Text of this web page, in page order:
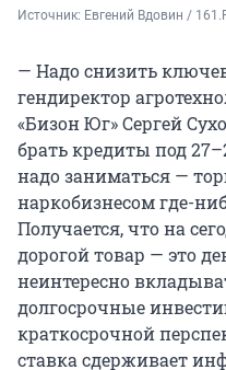
Источник: Евгений Вдовин /
— Надо снизить
гендиректор
«Бизон Юг» Сергей
брать кредиты под
надо заниматься —
наркобизнесом где-
Получается, что на
дорогой товар — это
неинтересно
долгосрочные
краткосрочной
ставка сдерживает